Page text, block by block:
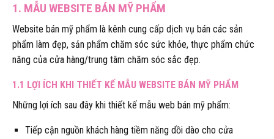
1. MẪU WEBSITE BÁN MỸ PHẨM
Website bán mỹ phẩm là kênh cung cấp dịch vụ bán các sản
phẩm làm đẹp, sản phẩm chăm sóc sức khỏe, thực phẩm chức
năng của cửa hàng/trung tâm chăm sóc sắc đẹp.
1.1 LỢI ÍCH KHI THIẾT KẾ MẪU WEBSITE BÁN MỸ PHẨM
Những lợi ích sau đây khi thiết kế mẫu web bán mỹ phẩm:
Tiếp cận nguồn khách hàng tiềm năng dồi dào cho cửa